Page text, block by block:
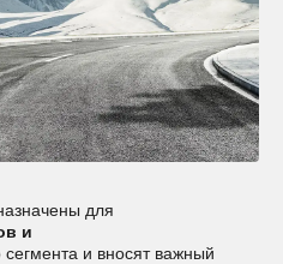
для
и
сегмента и вносят важный